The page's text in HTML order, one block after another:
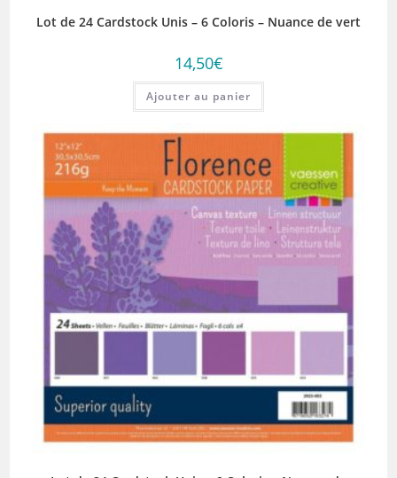
Lot de 24 Cardstock Unis – 6 Coloris – Nuance de vert
14,50€
Ajouter au panier